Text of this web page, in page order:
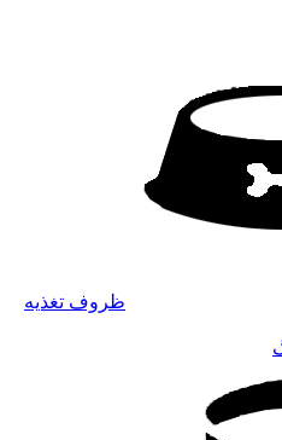
ظروف تغذیه